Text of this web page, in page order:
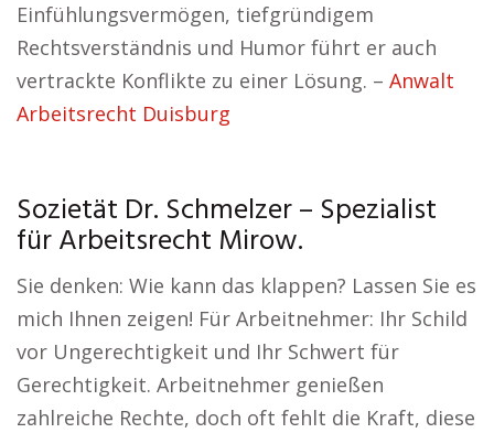
Einfühlungsvermögen, tiefgründigem
Rechtsverständnis und Humor führt er auch
vertrackte Konflikte zu einer Lösung. – Anwalt
Arbeitsrecht Duisburg
Sozietät Dr. Schmelzer – Spezialist
für Arbeitsrecht Mirow.
Sie denken: Wie kann das klappen? Lassen Sie es
mich Ihnen zeigen! Für Arbeitnehmer: Ihr Schild
vor Ungerechtigkeit und Ihr Schwert für
Gerechtigkeit. Arbeitnehmer genießen
zahlreiche Rechte, doch oft fehlt die Kraft, diese